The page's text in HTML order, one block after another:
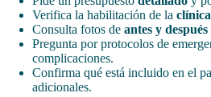
Verifica la habilitación de la
Consulta fotos de antes y después
Pregunta por protocolos de
complicaciones.
Confirma qué está incluido en el
adicionales.